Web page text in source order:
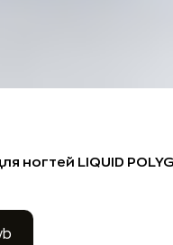
ногтей LIQUID